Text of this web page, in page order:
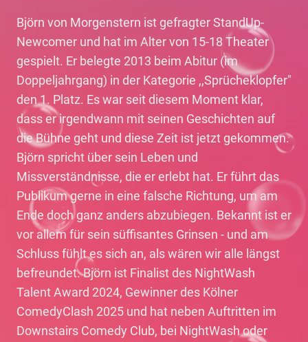
Björn von Morgenstern ist gefragter StandUp-
Newcomer und hat im Alter von 15-18 Theater
gespielt. Er belegte 2013 beim Abitur (im
Doppeljahrgang) in der Kategorie ,,Sprücheklopfer"
den 1. Platz. Es war seit diesem Moment klar,
dass er irgendwann mit seinen Geschichten auf
die Bühne geht und diese Zeit ist jetzt gekommen.
Björn spricht über sein Leben und
Missverständnisse, die er erlebt hat. Er führt das
Publikum gerne in eine falsche Richtung, um am
Ende doch ganz anders abzubiegen. Bekannt ist er
vor allem für sein süffisantes Grinsen - und am
Schluss fühlt es sich an, als wären wir alle längst
befreundet. Björn ist Finalist des NightWash
Talent Award 2024, Gewinner des Kölner
ComedyClash 2025 und hat neben Auftritten im
Downstairs Comedy Club, bei NightWash oder